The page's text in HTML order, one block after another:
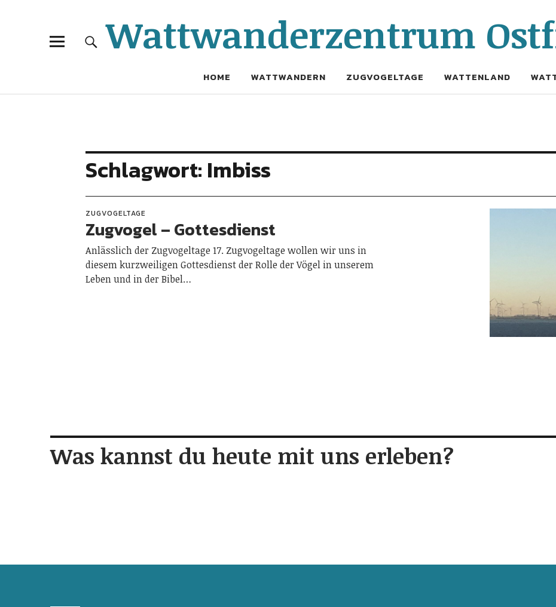
Wattwanderzentrum
HOME WATTWANDERN ZUGVOGELTAGE WATTENLAND
Schlagwort: Imbiss
ZUGVOGELTAGE
Zugvogel – Gottesdienst
Anlässlich der Zugvogeltage 17. Zugvogeltage wollen wir uns in
diesem kurzweiligen Gottesdienst der Rolle der Vögel in unserem
Leben und in der Bibel…
Was kannst du heute mit uns erleben?